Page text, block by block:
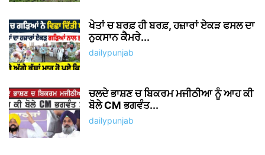
ਖੇਤਾਂ ਚ ਬਰਫ਼ ਹੀ ਬਰਫ਼, ਹਜ਼ਾਰਾਂ ਏਕੜ ਫਸਲ ਦਾ
ਨੁਕਸਾਨ ਕੈਮਰੇ...
dailypunjab
ਚਲਦੇ ਭਾਸ਼ਣ ਚ ਬਿਕਰਮ ਮਜੀਠੀਆ ਨੂੰ ਆਹ ਕੀ
ਬੋਲੇ CM ਭਗਵੰਤ...
dailypunjab